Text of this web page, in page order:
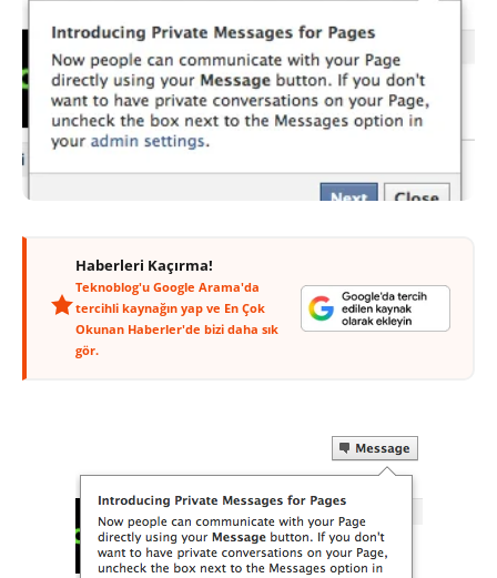
Haberleri Kaçırma!
Teknoblog'u Google Arama'da
tercihli kaynağın yap ve En Çok
Okunan Haberler'de bizi daha sık
gör.